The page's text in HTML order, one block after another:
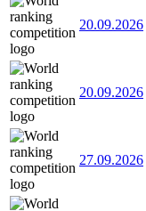
20.09.2026
20.09.2026
27.09.2026